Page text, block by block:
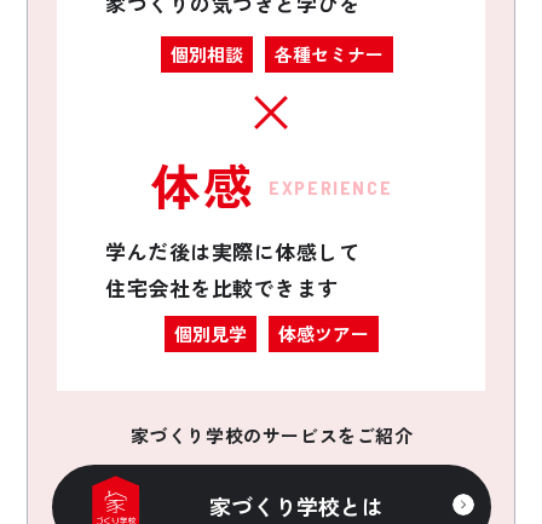
個別相談 各種セミナー
EXPERIENCE
体感
学んだ後は実際に体感して
住宅会社を比較できます
個別見学 体感ツアー
家づくり学校のサービスをご紹介
家づくり学校とは